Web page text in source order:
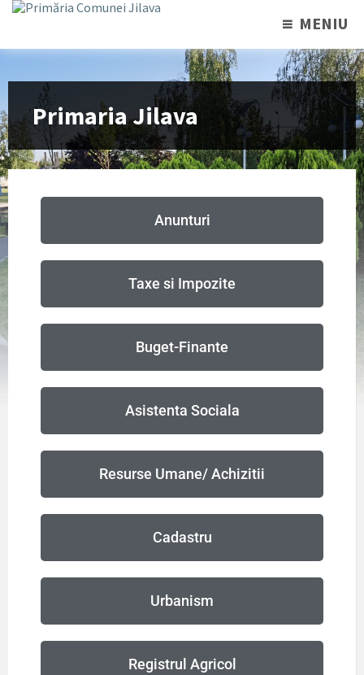
MENIU
Primaria Jilava
Anunturi
Taxe si Impozite
Buget-Finante
Asistenta Sociala
Resurse Umane/ Achizitii
Cadastru
Urbanism
Registrul Agricol